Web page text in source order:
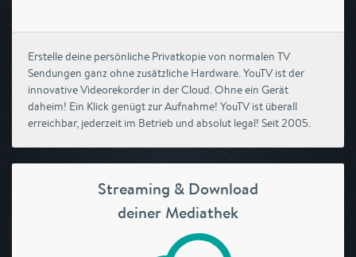
Erstelle deine persönliche Privatkopie von normalen TV
Sendungen ganz ohne zusätzliche Hardware. YouTV ist der
innovative Videorekorder in der Cloud. Ohne ein Gerät
daheim! Ein Klick genügt zur Aufnahme! YouTV ist überall
erreichbar, jederzeit im Betrieb und absolut legal! Seit 2005.
Streaming & Download
deiner Mediathek